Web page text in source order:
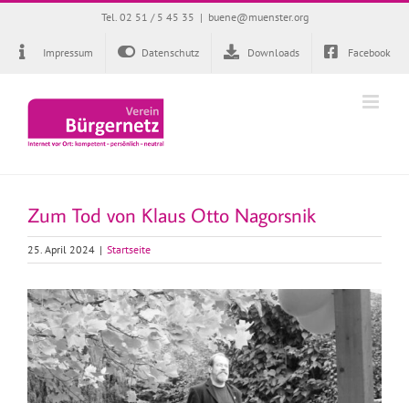
Zum
springen
Tel. 02 51 / 5 45 35 | buene@muenster.org
Impressum Datenschutz Downloads Facebook
Zum Tod von Klaus Otto Nagorsnik
25. April 2024 | Startseite